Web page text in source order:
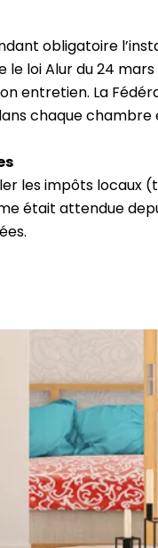
obligatoire
le loi Alur du 24
entretien. La
chaque chambre
les impôts locaux
était attendue